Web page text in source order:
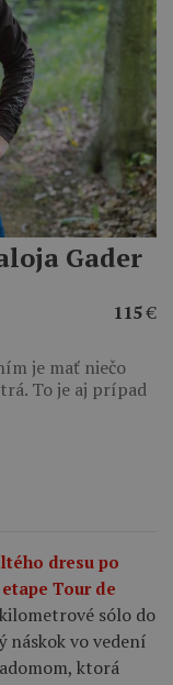
Gader
115€
je mať niečo
To je aj prípad
dresu po
Tour de
sólo do
náskok vo vedení
ktorá